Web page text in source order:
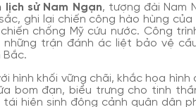
lịch sử Nam Ngạn, tượng đài Nam
ghi lại chiến công hào hùng
chống Mỹ cứu nước. Công
những trận đánh ác liệt bảo vệ
Bắc.
hình khối vững chãi, khắc họa hình
bom đạn, biểu trưng cho tinh
tái hiện sinh động cảnh quân dân